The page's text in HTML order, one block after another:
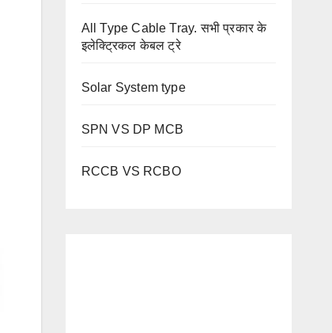
All Type Cable Tray. सभी प्रकार के
इलेक्ट्रिकल केबल ट्रे
Solar System type
SPN VS DP MCB
RCCB VS RCBO